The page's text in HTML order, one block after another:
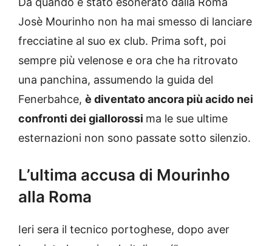
Josè Mourinho non ha mai smesso di lanciare
frecciatine al suo ex club. Prima soft, poi
sempre più velenose e ora che ha ritrovato
una panchina, assumendo la guida del
Fenerbahce, è diventato ancora più acido nei
confronti dei giallorossi ma le sue ultime
esternazioni non sono passate sotto silenzio.
L’ultima accusa di Mourinho
alla Roma
Ieri sera il tecnico portoghese, dopo aver